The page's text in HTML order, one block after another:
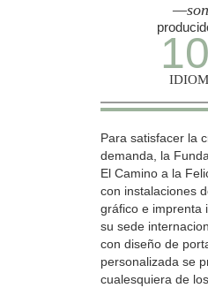
Para satisfacer la
demanda, la
El Camino a la
con instalaciones
gráfico e imprenta
su sede
con diseño de
personalizada se
cualesquiera de